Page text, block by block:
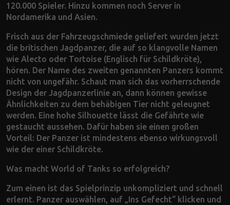
120.000 Spieler. Hinzu kommen noch Server in
Nordamerika und Asien.
Frisch aus der Fahrzeugschmiede geliefert wurden jetzt
die britischen Jagdpanzer, die auf so klangvolle Namen
wie Alecto oder Tortoise (Englisch für Schildkröte),
hören. Der Name des zweiten genannten Panzers kommt
nicht von ungefähr. Schaut man sich das vorherrschende
Design der Jagdpanzerlinie an, dann können gewisse
Ähnlichkeiten zu dem behäbigen Tier nicht geleugnet
werden. Eine hohe Silhouette lässt die Gefährte wie
gestaucht aussehen. Dafür haben sie einen großen
Vorteil: Der Panzer ist mindestens ebenso wirkungsvoll
wie der einer Schildkröte.
Was macht World of Tanks so erfolgreich?
Zum einen ist das Spielprinzip unkompliziert und schnell
erlernt. Panzer auswählen, auf „Ins Gefecht“ klicken und